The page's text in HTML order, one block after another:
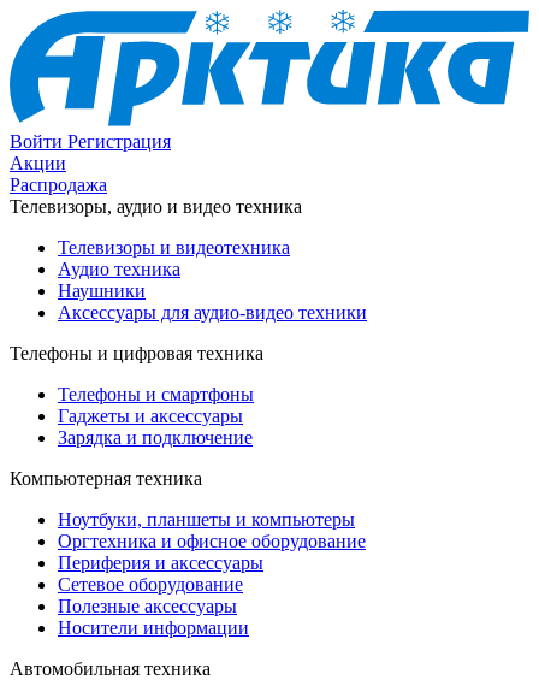
Войти Регистрация
Акции
Распродажа
Телевизоры, аудио и видео техника
Телевизоры и видеотехника
Аудио техника
Наушники
Аксессуары для аудио-видео техники
Телефоны и цифровая техника
Телефоны и смартфоны
Гаджеты и аксессуары
Зарядка и подключение
Компьютерная техника
Ноутбуки, планшеты и компьютеры
Оргтехника и офисное оборудование
Периферия и аксессуары
Cетевое оборудование
Полезные аксессуары
Носители информации
Автомобильная техника